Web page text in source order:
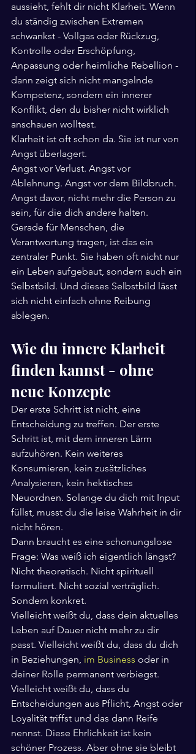
aussieht, fehlt dir nicht Klarheit. Wenn
du ständig zwischen Extremen
schwankst - Vollgas oder Rückzug,
Kontrolle oder Erschöpfung,
Anpassung oder heimliche Rebellion -
dann zeigt sich nicht mangelnde
Kompetenz, sondern ein innerer
Konflikt, den du bisher nicht wirklich
anschauen wolltest.
Klarheit ist oft schon da. Sie ist nur von
Angst überlagert.
Angst vor Verlust. Angst vor
Ablehnung. Angst vor dem Bildbruch.
Angst davor, nicht mehr die Person zu
sein, für die dich andere halten.
Gerade für Menschen, die
Verantwortung tragen, ist das ein
zentraler Punkt. Sie haben oft nicht nur
ein Leben aufgebaut, sondern auch ein
Selbstbild. Und dieses Selbstbild lässt
sich nicht einfach ohne Reibung
ablegen.
Wie du innere Klarheit
finden kannst - ohne
neue Konzepte
Der erste Schritt ist nicht, eine
Entscheidung zu treffen. Der erste
Schritt ist, mit dem inneren Lärm
aufzuhören. Kein weiteres
Konsumieren, kein zusätzliches
Analysieren, kein hektisches
Neuordnen. Solange du dich mit Input
füllst, musst du die leise Wahrheit in dir
nicht hören.
Dann braucht es eine schonungslose
Frage: Was weiß ich eigentlich längst?
Nicht theoretisch. Nicht spirituell
formuliert. Nicht sozial verträglich.
Sondern konkret.
Vielleicht weißt du, dass dein aktuelles
Leben auf Dauer nicht mehr zu dir
passt. Vielleicht weißt du, dass du dich
in Beziehungen, im Business oder in
deiner Rolle permanent verbiegst.
Vielleicht weißt du, dass du
Entscheidungen aus Pflicht, Angst oder
Loyalität triffst und das dann Reife
nennst. Diese Ehrlichkeit ist kein
schöner Prozess. Aber ohne sie bleibt